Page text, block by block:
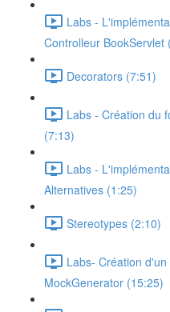
Labs -
Controlleur BookServlet
Decorators (7:51)
Labs - Création du
(7:13)
Labs -
Alternatives (1:25)
Stereotypes (2:10)
Labs- Création
MockGenerator (15:25)